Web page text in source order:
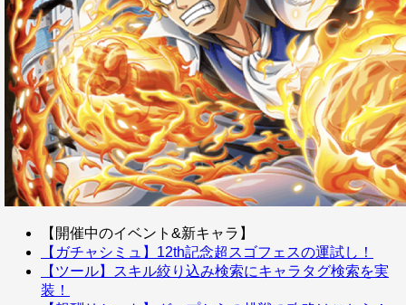
【開催中のイベント&新キャラ】
【ガチャシミュ】12th記念超スゴフェスの運試し！
【ツール】スキル絞り込み検索にキャラタグ検索を実
装！